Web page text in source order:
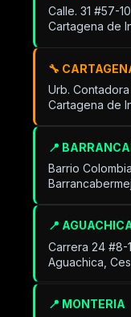
Calle. 31 #57-
Cartagena de
🔧
Urb.
Cartagena de
📍
Barrio
📍
Carrera 24 #8-
Aguachica,
📍 MONTERIA